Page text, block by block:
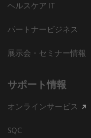
ヘルスケア IT
パートナービジネス
展示会・セミナー情報
サポート情報
オンラインサービス
SQC